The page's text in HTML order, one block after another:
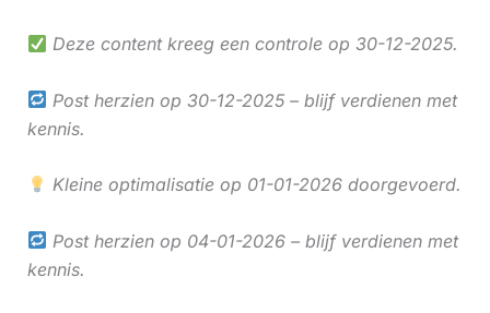
Deze content kreeg een controle op 30-12-2025.
Post herzien op 30-12-2025 – blijf verdienen met
kennis.
Kleine optimalisatie op 01-01-2026 doorgevoerd.
Post herzien op 04-01-2026 – blijf verdienen met
kennis.